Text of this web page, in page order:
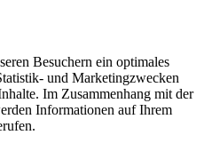
Besuchern ein optimales
und Marketingzwecken
Im Zusammenhang mit der
Informationen auf Ihrem